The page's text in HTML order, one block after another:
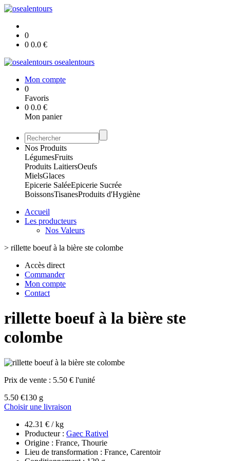
0
0 0.0 €
osealentours
Mon compte
0
Favoris
0 0.0 €
Mon panier
Nos Produits
LégumesFruits
Produits LaitiersOeufs
MielsGlaces
Epicerie SaléeEpicerie Sucrée
BoissonsTisanesProduits d'Hygiène
Accueil
Les producteurs
Nos Valeurs
> rillette boeuf à la bière ste colombe
Accès direct
Commander
Mon compte
Contact
rillette boeuf à la bière ste
colombe
Prix de vente : 5.50 € l'unité
5.50 €130 g
Choisir une livraison
42.31 € / kg
Producteur : Gaec Rativel
Origine : France, Thourie
Lieu de transformation : France, Carentoir